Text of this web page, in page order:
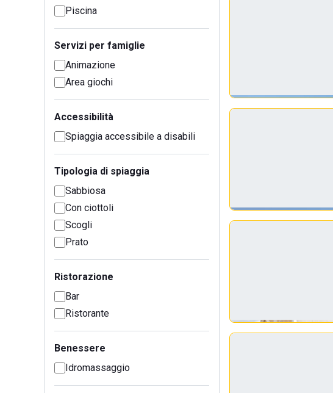
Piscina
Servizi per famiglie
Animazione
Area giochi
Accessibilità
Spiaggia accessibile a disabili
Tipologia di spiaggia
Sabbiosa
Con ciottoli
Scogli
Prato
Ristorazione
Bar
Ristorante
Benessere
Idromassaggio